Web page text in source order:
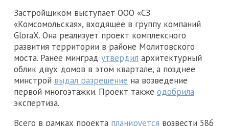
Застройщиком выступает ООО «СЗ
«Комсомольская», входящее в группу компаний
GloraX. Она реализует проект комплексного
развития территории в районе Молитовского
моста. Ранее минград утвердил архитектурный
облик двух домов в этом квартале, а позднее
минстрой выдал разрешение на возведение
первой многоэтажки. Проект также одобрила
экспертиза.
Всего в рамках проекта планируется возвести 586